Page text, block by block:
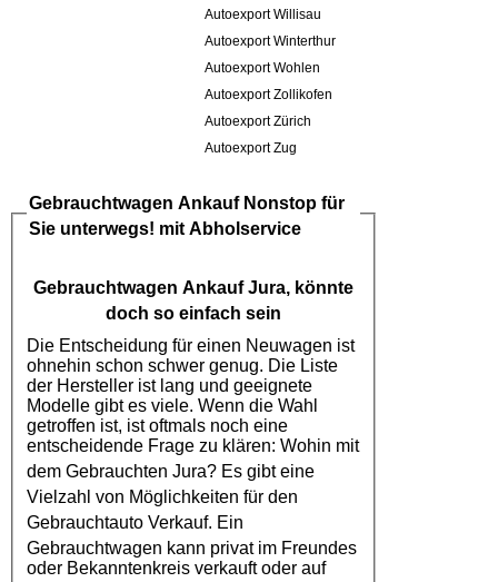
Autoexport Willisau
Autoexport Winterthur
Autoexport Wohlen
Autoexport Zollikofen
Autoexport Zürich
Autoexport Zug
Gebrauchtwagen AnkaufNonstop für
Sie unterwegs! mit Abholservice
Gebrauchtwagen Ankauf Jura, könnte
doch so einfach sein
Die Entscheidung für einen Neuwagen ist
ohnehin schon schwer genug. Die Liste
der Hersteller ist lang und geeignete
Modelle gibt es viele. Wenn die Wahl
getroffen ist, ist oftmals noch eine
entscheidende Frage zu klären: Wohin mit
dem Gebrauchten Jura? Es gibt eine
Vielzahl von Möglichkeiten für den
Gebrauchtauto Verkauf. Ein
Gebrauchtwagen kann privat im Freundes
oder Bekanntenkreis verkauft oder auf